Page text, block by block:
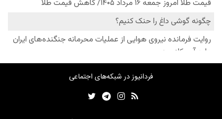
فردانیوز در شبکه‌های اجتماعی